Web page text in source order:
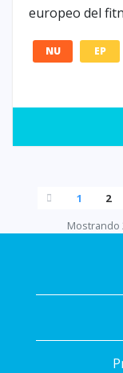
europeo del
NU EP
1 2
Mostrando